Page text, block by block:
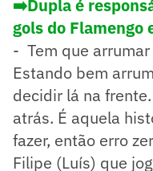
➡️Dupla é
gols do Flamengo
- Tem que
Estando bem
decidir lá na
atrás. É aquela
fazer, então erro
Filipe (Luís) que